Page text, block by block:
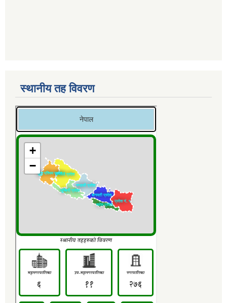
स्थानीय तह विवरण